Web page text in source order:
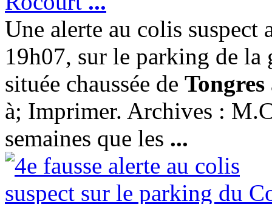
Une alerte au colis suspect
19h07, sur le parking de la
située chaussée de Tongres
à; Imprimer. Archives :
semaines que les ...